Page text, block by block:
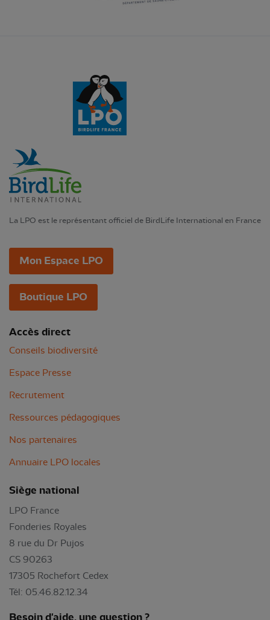
La LPO est le représentant officiel de BirdLife International en France
Mon Espace LPO
Boutique LPO
Accès direct
Conseils biodiversité
Espace Presse
Recrutement
Ressources pédagogiques
Nos partenaires
Annuaire LPO locales
Siège national
LPO France
Fonderies Royales
8 rue du Dr Pujos
CS 90263
17305 Rochefort Cedex
Tél: 05.46.82.12.34
Besoin d'aide, une question ?